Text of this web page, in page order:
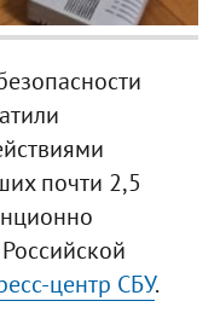
почти 2,5
центр СБУ.